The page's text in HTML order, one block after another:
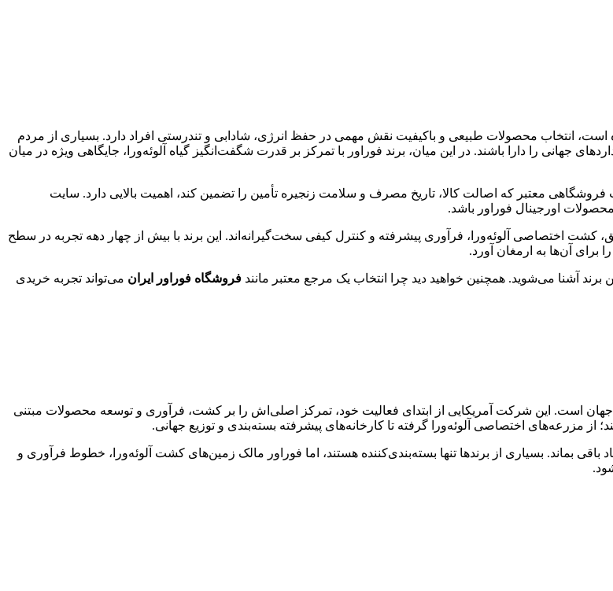
انتخاب محصولات طبیعی و باکیفیت نقش مهمی در حفظ انرژی، شادابی و تندرستی افراد دارد. بسیاری از مردم
جهانی را دارا باشند. در این میان، برند فوراور با تمرکز بر قدرت شگفت‌انگیز گیاه آلوئه‌ورا، جایگاهی ویژه در میان
فروشگاهی معتبر که اصالت کالا، تاریخ مصرف و سلامت زنجیره تأمین را تضمین کند، اهمیت بالایی دارد. سایت
کشت اختصاصی آلوئه‌ورا، فرآوری پیشرفته و کنترل کیفی سخت‌گیرانه‌اند. این برند با بیش از چهار دهه تجربه در سطح
برای آن‌ها به ارمغان آورد.
آشنا می‌شوید. همچنین خواهید دید چرا انتخاب یک مرجع معتبر مانند فروشگاه فوراور ایران می‌تواند تجربه خریدی
است. این شرکت آمریکایی از ابتدای فعالیت خود، تمرکز اصلی‌اش را بر کشت، فرآوری و توسعه محصولات مبتنی
از مزرعه‌های اختصاصی آلوئه‌ورا گرفته تا کارخانه‌های پیشرفته بسته‌بندی و توزیع جهانی.
بماند. بسیاری از برندها تنها بسته‌بندی‌کننده هستند، اما فوراور مالک زمین‌های کشت آلوئه‌ورا، خطوط فرآوری و